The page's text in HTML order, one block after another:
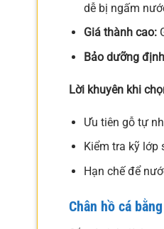
dễ bị ngấm
Giá thành cao:
Bảo dưỡng
Lời khuyên khi
Ưu tiên gỗ tự
Kiểm tra kỹ lớp
Hạn chế để
Chân hồ cá